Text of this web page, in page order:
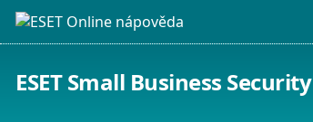
ESET Small Business Security